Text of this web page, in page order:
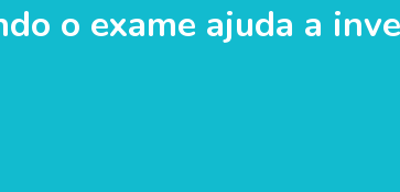
o exame ajuda a